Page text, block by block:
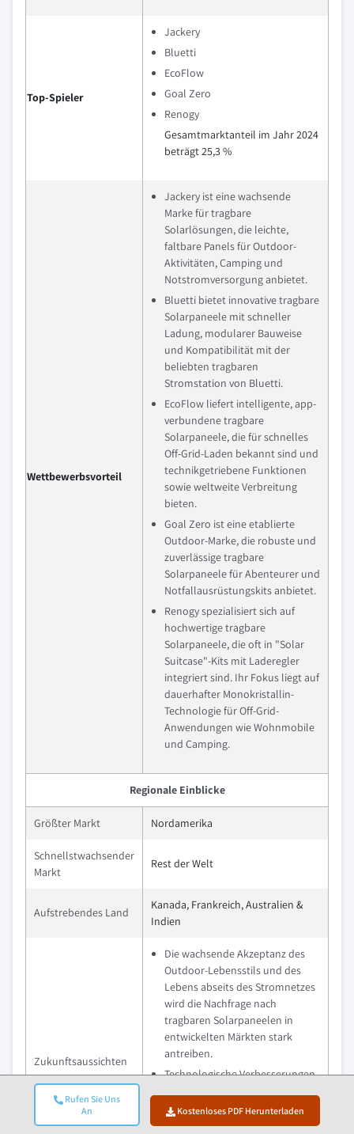
Rufen Sie Uns
An
Kostenloses PDF Herunterladen
Top-Spieler
Jackery
Bluetti
EcoFlow
Goal Zero
Renogy
Gesamtmarktanteil im Jahr 2024
beträgt 25,3 %
Wettbewerbsvorteil
Jackery ist eine wachsende
Marke für tragbare
Solarlösungen, die leichte,
faltbare Panels für Outdoor-
Aktivitäten, Camping und
Notstromversorgung anbietet.
Bluetti bietet innovative tragbare
Solarpaneele mit schneller
Ladung, modularer Bauweise
und Kompatibilität mit der
beliebten tragbaren
Stromstation von Bluetti.
EcoFlow liefert intelligente, app-
verbundene tragbare
Solarpaneele, die für schnelles
Off-Grid-Laden bekannt sind und
technikgetriebene Funktionen
sowie weltweite Verbreitung
bieten.
Goal Zero ist eine etablierte
Outdoor-Marke, die robuste und
zuverlässige tragbare
Solarpaneele für Abenteurer und
Notfallausrüstungskits anbietet.
Renogy spezialisiert sich auf
hochwertige tragbare
Solarpaneele, die oft in "Solar
Suitcase"-Kits mit Laderegler
integriert sind. Ihr Fokus liegt auf
dauerhafter Monokristallin-
Technologie für Off-Grid-
Anwendungen wie Wohnmobile
und Camping.
Regionale Einblicke
Größter Markt Nordamerika
Schnellstwachsender
Markt
Rest der Welt
Aufstrebendes Land
Kanada, Frankreich, Australien &
Indien
Zukunftsaussichten
Die wachsende Akzeptanz des
Outdoor-Lebensstils und des
Lebens abseits des Stromnetzes
wird die Nachfrage nach
tragbaren Solarpaneelen in
entwickelten Märkten stark
antreiben.
Technologische Verbesserungen
tragbare Solarpaneele für
Notfälle, Camping und